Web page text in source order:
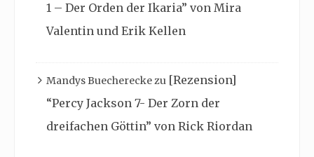
1 – Der Orden der Ikaria” von Mira
Valentin und Erik Kellen
Mandys Buechereckezu [Rezension]
“Percy Jackson 7- Der Zorn der
dreifachen Göttin” von Rick Riordan